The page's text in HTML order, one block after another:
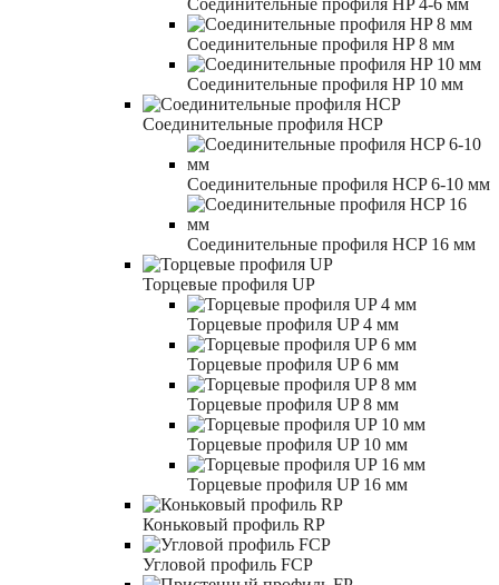
Соединительные профиля HP 8 мм
Соединительные профиля HP 10 мм
Соединительные профиля HCP
Соединительные профиля HCP 6-10 мм
Соединительные профиля HCP 16 мм
Торцевые профиля UP
Торцевые профиля UP 4 мм
Торцевые профиля UP 6 мм
Торцевые профиля UP 8 мм
Торцевые профиля UP 10 мм
Торцевые профиля UP 16 мм
Коньковый профиль RP
Угловой профиль FCP